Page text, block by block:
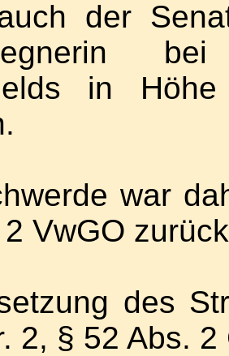
der
in
war
VwGO
des
2, § 52 Abs. 2